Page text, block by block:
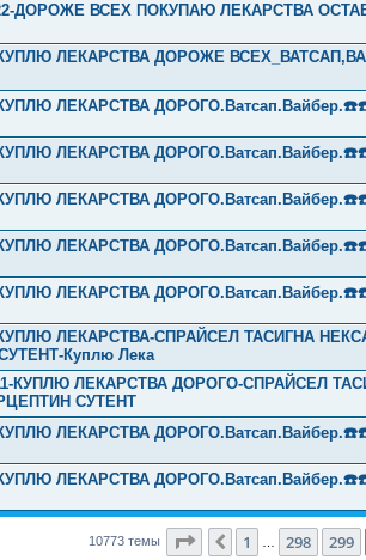
22-ДОРОЖЕ ВСЕХ ПОКУПАЮ ЛЕКАРСТВА
КУПЛЮ ЛЕКАРСТВА ДОРОЖЕ
КУПЛЮ ЛЕКАРСТВА
КУПЛЮ ЛЕКАРСТВА
КУПЛЮ ЛЕКАРСТВА
КУПЛЮ ЛЕКАРСТВА
КУПЛЮ ЛЕКАРСТВА
КУПЛЮ ЛЕКАРСТВА-СПРАЙСЕЛ ТАСИГНА
Куплю Лека
11-КУПЛЮ ЛЕКАРСТВА ДОРОГО-СПРАЙСЕЛ
СУТЕНТ
КУПЛЮ ЛЕКАРСТВА
КУПЛЮ ЛЕКАРСТВА
10773 темы Страница 300из 431
Пред.
1 298 299